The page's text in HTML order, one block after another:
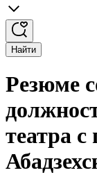
Найти
Резюме
театра